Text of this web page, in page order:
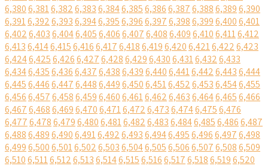
6,3806,3816,3826,3836,3846,3856,3866,3876,3886,3896,390
6,3916,3926,3936,3946,3956,3966,3976,3986,3996,4006,401
6,4026,4036,4046,4056,4066,4076,4086,4096,4106,4116,412
6,4136,4146,4156,4166,4176,4186,4196,4206,4216,4226,423
6,4246,4256,4266,4276,4286,4296,4306,4316,4326,433
6,4346,4356,4366,4376,4386,4396,4406,4416,4426,4436,444
6,4456,4466,4476,4486,4496,4506,4516,4526,4536,4546,455
6,4566,4576,4586,4596,4606,4616,4626,4636,4646,4656,466
6,4676,4686,4696,4706,4716,4726,4736,4746,4756,476
6,4776,4786,4796,4806,4816,4826,4836,4846,4856,4866,487
6,4886,4896,4906,4916,4926,4936,4946,4956,4966,4976,498
6,4996,5006,5016,5026,5036,5046,5056,5066,5076,5086,509
6,5106,5116,5126,5136,5146,5156,5166,5176,5186,5196,520